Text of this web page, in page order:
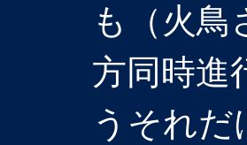
も（火
方同時
うそれだ